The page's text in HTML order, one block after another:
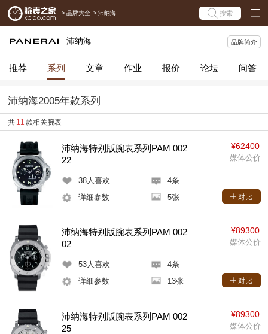
> 品牌大全 > 沛纳海 搜索
沛纳海 品牌简介
推荐 系列 文章 作业 报价 论坛 问答
沛纳海2005年款系列
共 11 款相关腕表
沛纳海特别版腕表系列PAM 002
22
38人喜欢
4条
详细参数
5张
¥62400
媒体公价
对比
沛纳海特别版腕表系列PAM 002
02
53人喜欢
4条
详细参数
13张
¥89300
媒体公价
对比
沛纳海特别版腕表系列PAM 002
25
¥89300
媒体公价